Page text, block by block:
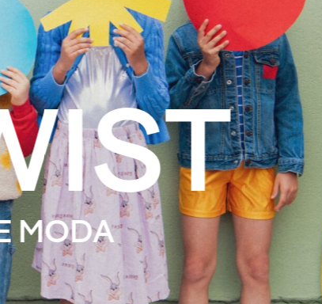
MAGAZINE
Ultimo Numero
Archivio
NOVITÀ MODA
Collezioni
Editoriali
Styling Tips
Video
INTERVIEW
Meet Me
CITY